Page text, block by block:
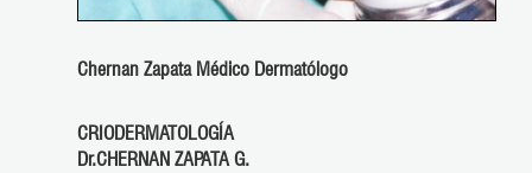
Chernan Zapata Médico Dermatólogo
CRIODERMATOLOGÍA
Dr.CHERNAN ZAPATA G.